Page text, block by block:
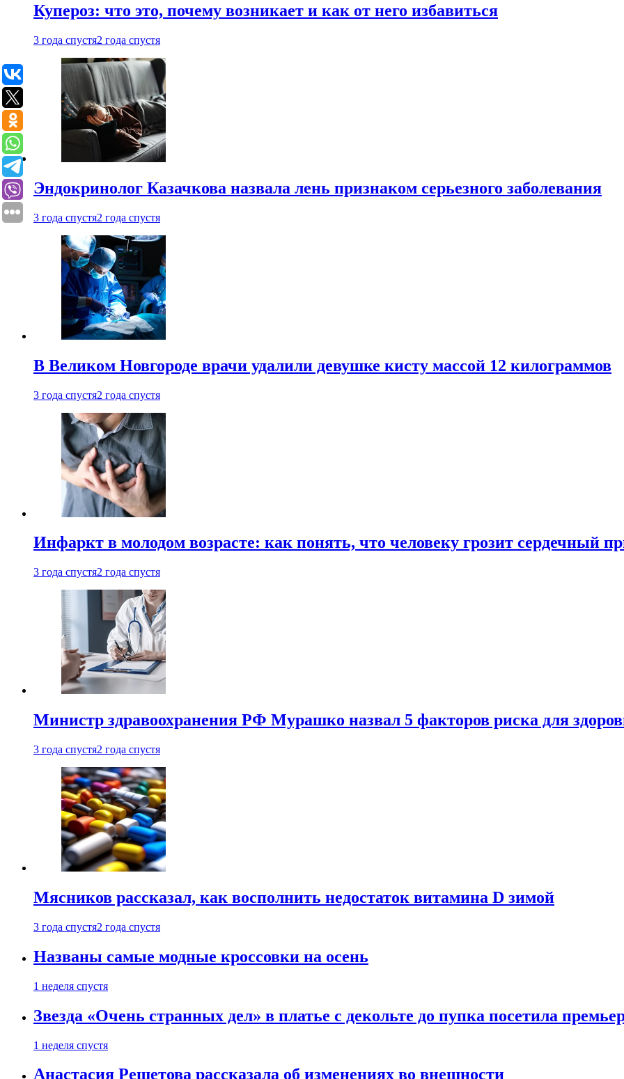
Купероз: что это, почему возникает и как от него избавиться
3 года спустя2 года спустя
Эндокринолог Казачкова назвала лень признаком серьезного заболевания
3 года спустя2 года спустя
В Великом Новгороде врачи удалили девушке кисту массой 12 килограммов
3 года спустя2 года спустя
Инфаркт в молодом возрасте: как понять, что человеку грозит сердечный
3 года спустя2 года спустя
Министр здравоохранения РФ Мурашко назвал 5 факторов риска для
3 года спустя2 года спустя
Мясников рассказал, как восполнить недостаток витамина D зимой
3 года спустя2 года спустя
Названы самые модные кроссовки на осень
1 неделя спустя
Звезда «Очень странных дел» в платье с декольте до пупка посетила
1 неделя спустя
Анастасия Решетова рассказала об изменениях во внешности